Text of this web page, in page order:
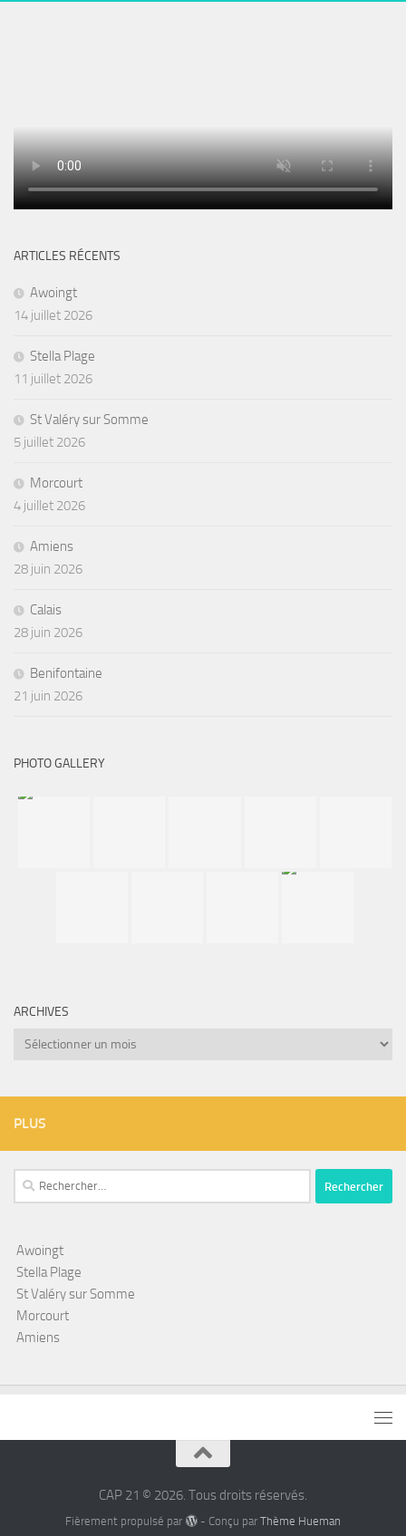
ARTICLES RÉCENTS
Awoingt
14 juillet 2026
Stella Plage
11 juillet 2026
St Valéry sur Somme
5 juillet 2026
Morcourt
4 juillet 2026
Amiens
28 juin 2026
Calais
28 juin 2026
Benifontaine
21 juin 2026
PHOTO GALLERY
ARCHIVES
Archives
PLUS
Rechercher :
Awoingt
Stella Plage
St Valéry sur Somme
Morcourt
Amiens
CAP 21 © 2026. Tous droits réservés.
Fièrement propulsé par - Conçu par Thème Hueman